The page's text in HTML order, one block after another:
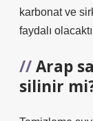
karbonat ve
faydalı
Arap
silinir